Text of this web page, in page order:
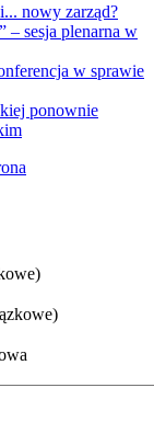
nowy zarząd?
– sesja plenarna w
w sprawie
ponownie